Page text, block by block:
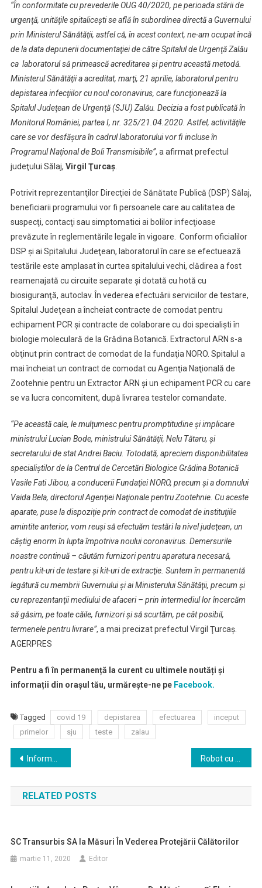
“În conformitate cu prevederile OUG 40/2020, pe perioada stării de
urgenţă, unităţile spitaliceşti se află în subordinea directă a Guvernului
prin Ministerul Sănătăţii, astfel că, în acest context, ne-am ocupat încă
de la data depunerii documentaţiei de către Spitalul de Urgenţă Zalău
ca laboratorul să primească acreditarea şi pentru această metodă.
Ministerul Sănătăţii a acreditat, marţi, 21 aprilie, laboratorul pentru
depistarea infecţiilor cu noul coronavirus, care funcţionează la
Spitalul Judeţean de Urgenţă (SJU) Zalău. Decizia a fost publicată în
Monitorul României, partea I, nr. 325/21.04.2020. Astfel, activităţile
care se vor desfăşura în cadrul laboratorului vor fi incluse în
Programul Naţional de Boli Transmisibile”, a afirmat prefectul
judeţului Sălaj, Virgil Ţurcaş.
Potrivit reprezentanţilor Direcţiei de Sănătate Publică (DSP) Sălaj,
beneficiarii programului vor fi persoanele care au calitatea de
suspecţi, contacţi sau simptomatici ai bolilor infecţioase
prevăzute în reglementările legale în vigoare. Conform oficialilor
DSP şi ai Spitalului Judeţean, laboratorul în care se efectuează
testările este amplasat în curtea spitalului vechi, clădirea a fost
reamenajată cu circuite separate şi dotată cu hotă cu
biosiguranţă, autoclav. În vederea efectuării serviciilor de testare,
Spitalul Judeţean a încheiat contracte de comodat pentru
echipament PCR şi contracte de colaborare cu doi specialişti în
biologie moleculară de la Grădina Botanică. Extractorul ARN s-a
obţinut prin contract de comodat de la fundaţia NORO. Spitalul a
mai încheiat un contract de comodat cu Agenţia Naţională de
Zootehnie pentru un Extractor ARN şi un echipament PCR cu care
se va lucra concomitent, după livrarea testelor comandate.
“Pe această cale, le mulţumesc pentru promptitudine şi implicare
ministrului Lucian Bode, ministrului Sănătăţii, Nelu Tătaru, şi
secretarului de stat Andrei Baciu. Totodată, apreciem disponibilitatea
specialiştilor de la Centrul de Cercetări Biologice Grădina Botanică
Vasile Fati Jibou, a conducerii Fundaţiei NORO, precum şi a domnului
Vaida Bela, directorul Agenţiei Naţionale pentru Zootehnie. Cu aceste
aparate, puse la dispoziţie prin contract de comodat de instituţiile
amintite anterior, vom reuşi să efectuăm testări la nivel judeţean, un
câştig enorm în lupta împotriva noului coronavirus. Demersurile
noastre continuă – căutăm furnizori pentru aparatura necesară,
pentru kit-uri de testare şi kit-uri de extracţie. Suntem în permanentă
legătură cu membrii Guvernului şi ai Ministerului Sănătăţii, precum şi
cu reprezentanţii mediului de afaceri – prin intermediul lor încercăm
să găsim, pe toate căile, furnizori şi să scurtăm, pe cât posibil,
termenele pentru livrare”, a mai precizat prefectul Virgil Ţurcaş.
AGERPRES
Pentru a fi în permanență la curent cu ultimele noutăți și
informații din orașul tău, urmărește-ne peFacebook.
Tagged covid 19 depistarea efectuarea
inceput
primelor
sju teste zalau
Navigare
în
articole
Informare de presa
RELATED POSTS
SC Transurbis SA Ia Măsuri În Vederea Protejării Călătorilor
martie 11, 2020 Editor